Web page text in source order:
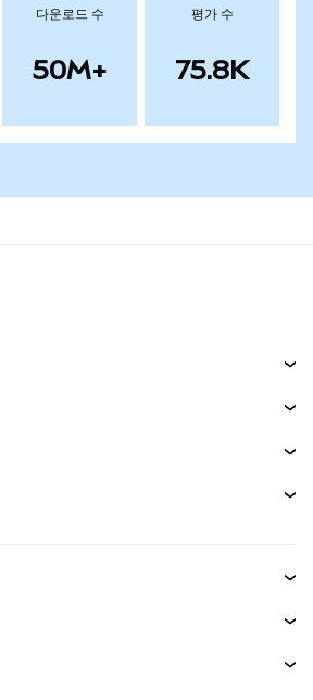
다운로드 수
50M+
평가 수
75.8K